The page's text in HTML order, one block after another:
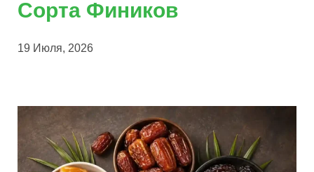
Сорта Фиников
19 Июля, 2026